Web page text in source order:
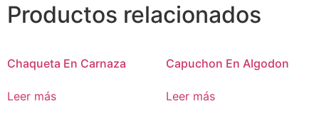
Productos relacionados
Chaqueta En Carnaza
Leer más
Capuchon En Algodon
Leer más